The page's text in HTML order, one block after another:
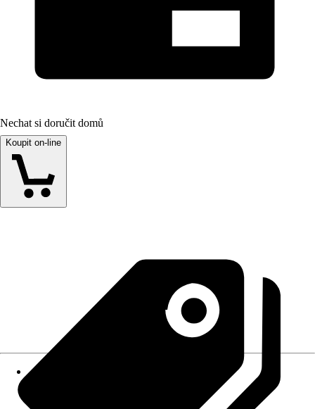
Nechat si doručit domů
Koupit on-line